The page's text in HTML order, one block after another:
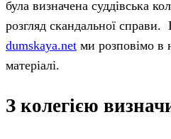
була визначена суддівська
розгляд скандальної
dumskaya.net ми розповімо в
матеріалі.
З колегією